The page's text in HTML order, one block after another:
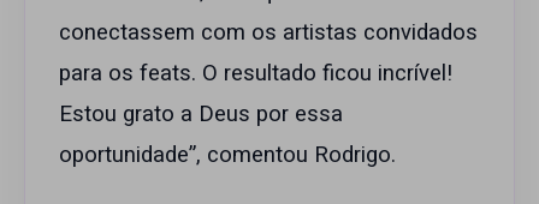
conectassem com os artistas convidados
para os feats. O resultado ficou incrível!
Estou grato a Deus por essa
oportunidade”, comentou Rodrigo.